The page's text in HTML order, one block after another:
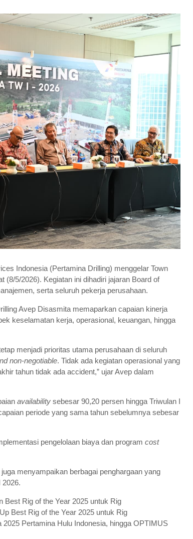
Indonesia (Pertamina Drilling) menggelar Town
(8/5/2026). Kegiatan ini dihadiri jajaran Board of
serta seluruh pekerja perusahaan.
Avep Disasmita memaparkan capaian kinerja
keselamatan kerja, operasional, keuangan, hingga
menjadi prioritas utama perusahaan di seluruh
non-negotiable. Tidak ada kegiatan operasional yang
tahun tidak ada accident,” ujar Avep dalam
availability sebesar 90,20 persen hingga Triwulan I
periode yang sama tahun sebelumnya sebesar
pengelolaan biaya dan program cost
menyampaikan berbagai penghargaan yang
2026.
Best Rig of the Year 2025 untuk Rig
Best Rig of the Year 2025 untuk Rig
Pertamina Hulu Indonesia, hingga OPTIMUS